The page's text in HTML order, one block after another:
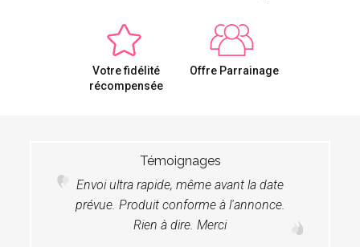
Votre fidélité
récompensée
Offre Parrainage
Témoignages
Envoi ultra rapide, même avant la date
prévue. Produit conforme à l'annonce.
Rien à dire. Merci